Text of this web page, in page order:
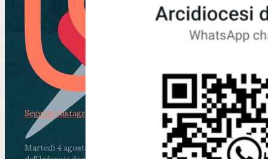
Martedì 4 agosto2026
ore 11:30 - Lucca, Scuola
Segui su Instagram